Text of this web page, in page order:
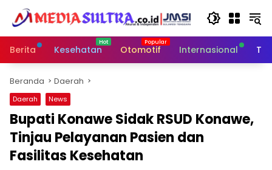
Langsung
konten
Berita
Kesehatan Otomotif Internasional
Beranda Daerah
Daerah News
Bupati Konawe Sidak RSUD Konawe,
Tinjau Pelayanan Pasien dan
Fasilitas Kesehatan